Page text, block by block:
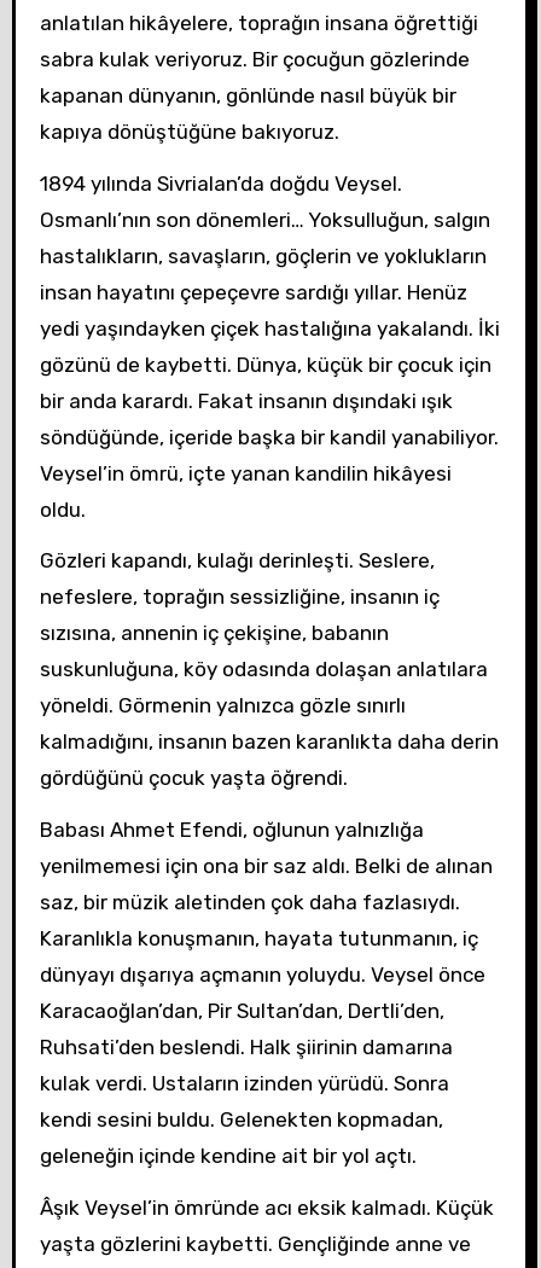
anlatılan hikâyelere, toprağın insana öğrettiği
sabra kulak veriyoruz. Bir çocuğun gözlerinde
kapanan dünyanın, gönlünde nasıl büyük bir
kapıya dönüştüğüne bakıyoruz.
1894 yılında Sivrialan’da doğdu Veysel.
Osmanlı’nın son dönemleri… Yoksulluğun, salgın
hastalıkların, savaşların, göçlerin ve yoklukların
insan hayatını çepeçevre sardığı yıllar. Henüz
yedi yaşındayken çiçek hastalığına yakalandı. İki
gözünü de kaybetti. Dünya, küçük bir çocuk için
bir anda karardı. Fakat insanın dışındaki ışık
söndüğünde, içeride başka bir kandil yanabiliyor.
Veysel’in ömrü, içte yanan kandilin hikâyesi
oldu.
Gözleri kapandı, kulağı derinleşti. Seslere,
nefeslere, toprağın sessizliğine, insanın iç
sızısına, annenin iç çekişine, babanın
suskunluğuna, köy odasında dolaşan anlatılara
yöneldi. Görmenin yalnızca gözle sınırlı
kalmadığını, insanın bazen karanlıkta daha derin
gördüğünü çocuk yaşta öğrendi.
Babası Ahmet Efendi, oğlunun yalnızlığa
yenilmemesi için ona bir saz aldı. Belki de alınan
saz, bir müzik aletinden çok daha fazlasıydı.
Karanlıkla konuşmanın, hayata tutunmanın, iç
dünyayı dışarıya açmanın yoluydu. Veysel önce
Karacaoğlan’dan, Pir Sultan’dan, Dertli’den,
Ruhsati’den beslendi. Halk şiirinin damarına
kulak verdi. Ustaların izinden yürüdü. Sonra
kendi sesini buldu. Gelenekten kopmadan,
geleneğin içinde kendine ait bir yol açtı.
Âşık Veysel’in ömründe acı eksik kalmadı. Küçük
yaşta gözlerini kaybetti. Gençliğinde anne ve